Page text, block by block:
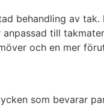
behandling av
till
och en mer
som bevarar